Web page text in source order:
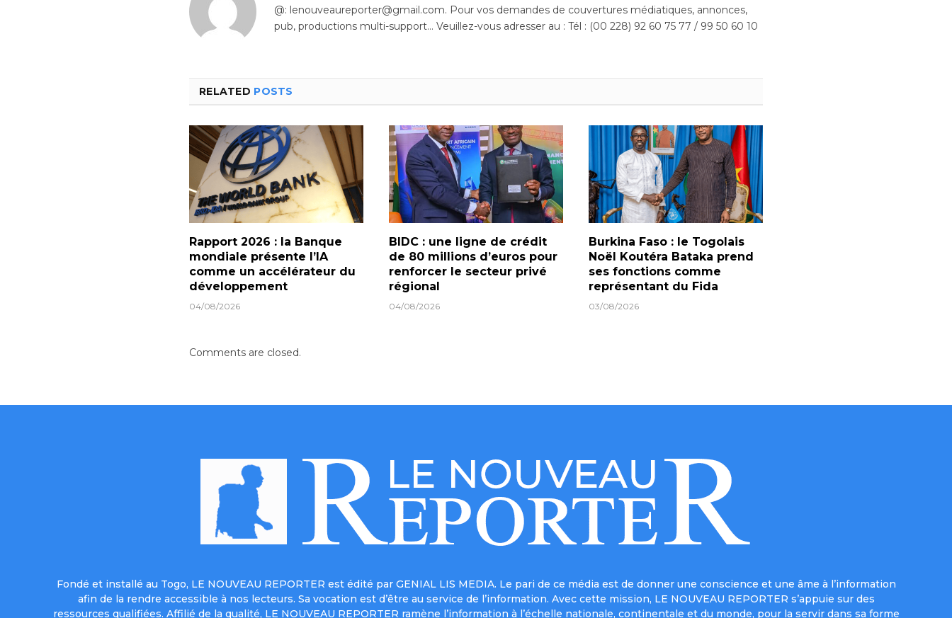
@: lenouveaureporter@gmail.com. Pour vos demandes de couvertures médiatiques, annonces,
pub, productions multi-support… Veuillez-vous adresser au : Tél : (00 228) 92 60 75 77 / 99 50 60 10
RELATED POSTS
Rapport 2026 : la Banque
mondiale présente l’IA
comme un accélérateur du
développement
04/08/2026
BIDC : une ligne de crédit
de 80 millions d’euros pour
renforcer le secteur privé
régional
04/08/2026
Burkina Faso : le Togolais
Noël Koutéra Bataka prend
ses fonctions comme
représentant du Fida
03/08/2026
Comments are closed.
Fondé et installé au Togo, LE NOUVEAU REPORTER est édité par GENIAL LIS MEDIA. Le pari de ce média est de donner une conscience et une âme à l’information
afin de la rendre accessible à nos lecteurs. Sa vocation est d’être au service de l’information. Avec cette mission, LE NOUVEAU REPORTER s’appuie sur des
ressources qualifiées. Affilié de la qualité, LE NOUVEAU REPORTER ramène l’information à l’échelle nationale, continentale et du monde, pour la servir dans sa forme